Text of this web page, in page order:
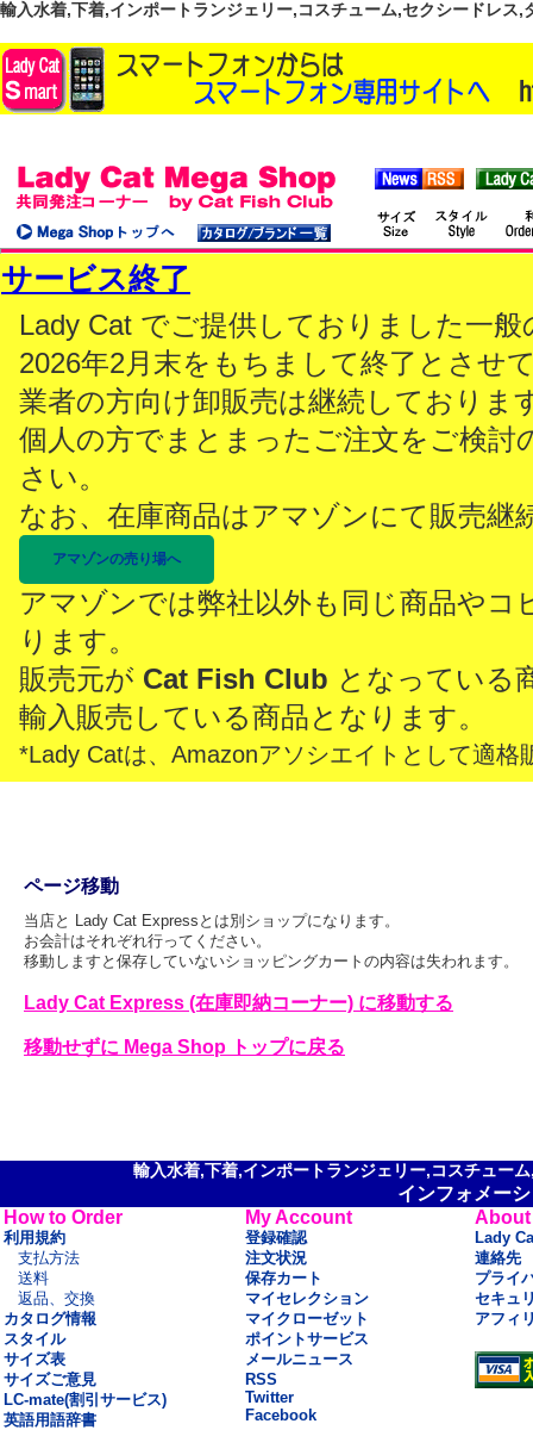
輸入水着,下着,インポートランジェリー,コスチューム,セクシードレス
サービス終了
Lady Cat でご提供しておりました一
2026年2月末をもちまして終了とさせ
業者の方向け卸販売は継続しておりま
個人の方でまとまったご注文をご検討
さい。
なお、在庫商品はアマゾンにて販売継
アマゾンの売り場へ
アマゾンでは弊社以外も同じ商品やコ
ります。
販売元が Cat Fish Club となっている
輸入販売している商品となります。
*Lady Catは、Amazonアソシエイトとして適格
ページ移動
当店と Lady Cat Expressとは別ショップになります。
お会計はそれぞれ行ってください。
移動しますと保存していないショッピングカートの内容は失われます。
Lady Cat Express (在庫即納コーナー) に移動する
移動せずに Mega Shop トップに戻る
輸入水着,下着,インポートランジェリー,コスチュー
インフォメー
How to Order
利用規約
支払方法
送料
返品、交換
カタログ情報
スタイル
サイズ表
サイズご意見
LC-mate(割引サービス)
英語用語辞書
My Account
登録確認
注文状況
保存カート
マイセレクション
マイクローゼット
ポイントサービス
メールニュース
RSS
Twitter
Facebook
About
Lady
連絡先
プライ
セキュ
アフィ